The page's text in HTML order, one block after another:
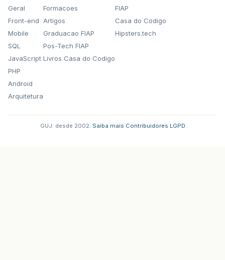
Geral
Front-end
Mobile
SQL
JavaScript
PHP
Android
Arquitetura
Formacoes
Artigos
Graduacao FIAP
Pos-Tech FIAP
Livros Casa do Codigo
FIAP
Casa do Codigo
Hipsters.tech
GUJ: desde 2002. Saiba mais Contribuidores LGPD